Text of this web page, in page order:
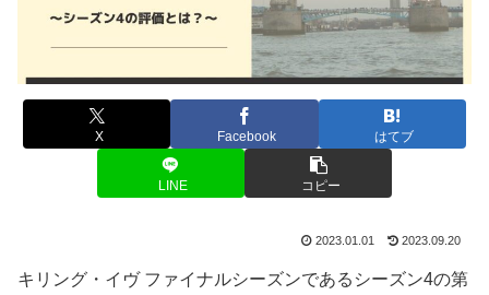
X Facebook はてブ
LINE コピー
2023.01.01 2023.09.20
キリング・イヴ ファイナルシーズンであるシーズン4の第